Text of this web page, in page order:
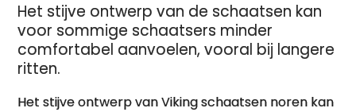
Het stijve ontwerp van de schaatsen kan
voor sommige schaatsers minder
comfortabel aanvoelen, vooral bij langere
ritten.
Het stijve ontwerp van Viking schaatsen noren kan